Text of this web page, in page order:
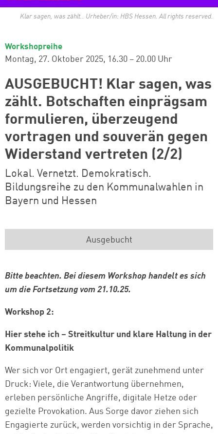
Klar sagen, was zählt.. Urheber/in: HBS Hessen. All rights reserved.
Workshopreihe
Montag, 27. Oktober 2025 16.30 – 20.00 Uhr
AUSGEBUCHT! Klar sagen, was
zählt. Botschaften einprägsam
formulieren, überzeugend
vortragen und souverän gegen
Widerstand vertreten (2/2)
Lokal. Vernetzt. Demokratisch.
Bildungsreihe zu den Kommunalwahlen in
Bayern und Hessen
Ausgebucht
Bitte beachten. Bei diesem Workshop handelt es sich
um die Fortsetzung vom 21.10.25.
Workshop 2:
Hier stehe ich – Streitkultur und klare Haltung in der
Kommunalpolitik
Wer sich vor Ort engagiert, gerät zunehmend unter
Druck: Viele, die Verantwortung übernehmen,
erleben persönliche Angriffe, digitale Hetze oder
gezielte Provokation. Aus Sorge davor ziehen sich
Engagierte zurück, werden vorsichtig in der Sprache,